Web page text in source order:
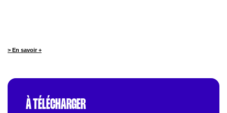
> En savoir +
À TÉLÉCHARGER